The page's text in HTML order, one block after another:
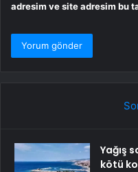
adresim ve site adresim bu
Yağış
kötü